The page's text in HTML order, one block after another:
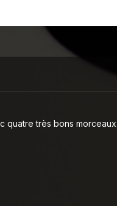
quatre très bons morceaux.